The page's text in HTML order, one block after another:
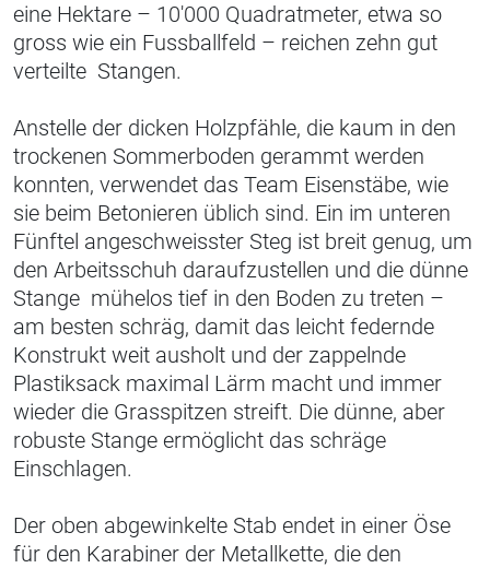
eine Hektare – 10'000 Quadratmeter, etwa so
gross wie ein Fussballfeld – reichen zehn gut
verteilte Stangen.
Anstelle der dicken Holzpfähle, die kaum in den
trockenen Sommerboden gerammt werden
konnten, verwendet das Team Eisenstäbe, wie
sie beim Betonieren üblich sind. Ein im unteren
Fünftel angeschweisster Steg ist breit genug, um
den Arbeitsschuh daraufzustellen und die dünne
Stange mühelos tief in den Boden zu treten –
am besten schräg, damit das leicht federnde
Konstrukt weit ausholt und der zappelnde
Plastiksack maximal Lärm macht und immer
wieder die Grasspitzen streift. Die dünne, aber
robuste Stange ermöglicht das schräge
Einschlagen.
Der oben abgewinkelte Stab endet in einer Öse
für den Karabiner der Metallkette, die den